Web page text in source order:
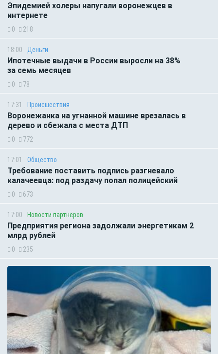
Эпидемией холеры напугали воронежцев в
интернете
0 218
18:00 Деньги
Ипотечные выдачи в России выросли на 38%
за семь месяцев
0 78
17:31 Происшествия
Воронежанка на угнанной машине врезалась в
дерево и сбежала с места ДТП
0 772
17:01 Общество
Требование поставить подпись разгневало
калачеевца: под раздачу попал полицейский
0 673
17:00 Новости партнёров
Предприятия региона задолжали энергетикам 2
млрд рублей
0 235